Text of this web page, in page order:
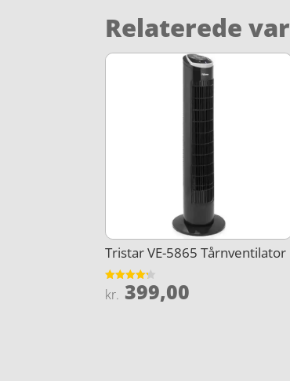
Relaterede
Tristar VE-5865 Tårnventilator
Vurderet
4.2
kr. 399,00